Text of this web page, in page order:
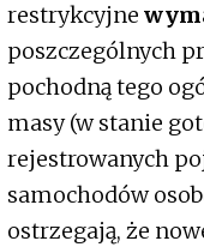
restrykcyjne
poszczególnych
pochodną tego
masy (w stanie
rejestrowanych
samochodów
ostrzegają, że